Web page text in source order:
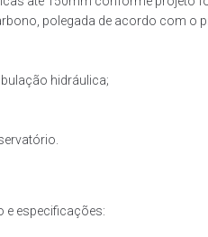
polegada de acordo com o
hidráulica;
e especificações: